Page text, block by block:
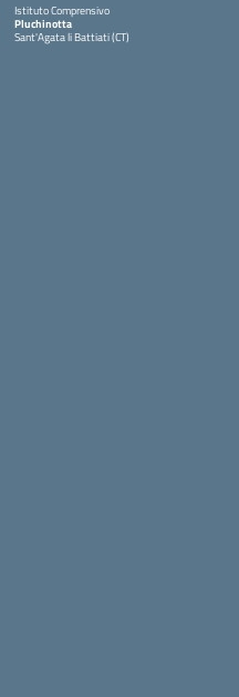
Istituto Comprensivo
Pluchinotta
Sant'Agata li Battiati (CT)
— Visita la pagina iniziale della scuola